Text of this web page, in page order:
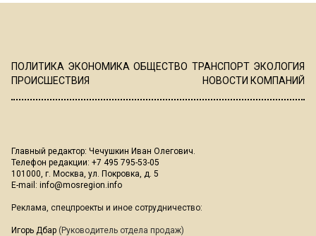
ПОЛИТИКА ЭКОНОМИКА ОБЩЕСТВО ТРАНСПОРТ ЭКОЛОГИЯ
ПРОИСШЕСТВИЯ
НОВОСТИ КОМПАНИЙ
Главный редактор: Чечушкин Иван Олегович.
Телефон редакции: +7 495 795-53-05
101000, г. Москва, ул. Покровка, д. 5
E-mail: info@mosregion.info
Реклама, спецпроекты и иное сотрудничество:
Игорь Дбар (Руководитель отдела продаж)